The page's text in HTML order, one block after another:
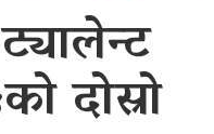
ट्यालेन्ट
दोस्रो